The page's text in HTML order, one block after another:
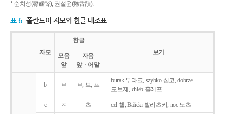
* 순치성(脣齒聲), 권설운(捲舌韻).
표 6 폴란드어 자모와 한글 대조표
자모
한글
보기
모음
앞
자음
앞ㆍ어말
b ㅂ ㅂ, 브, 프
burak 부라크, szybko 십코, dobrze
도브제, chleb 흘레프
c ㅊ 츠 cel 첼, Balicki 발리츠키, noc 노츠